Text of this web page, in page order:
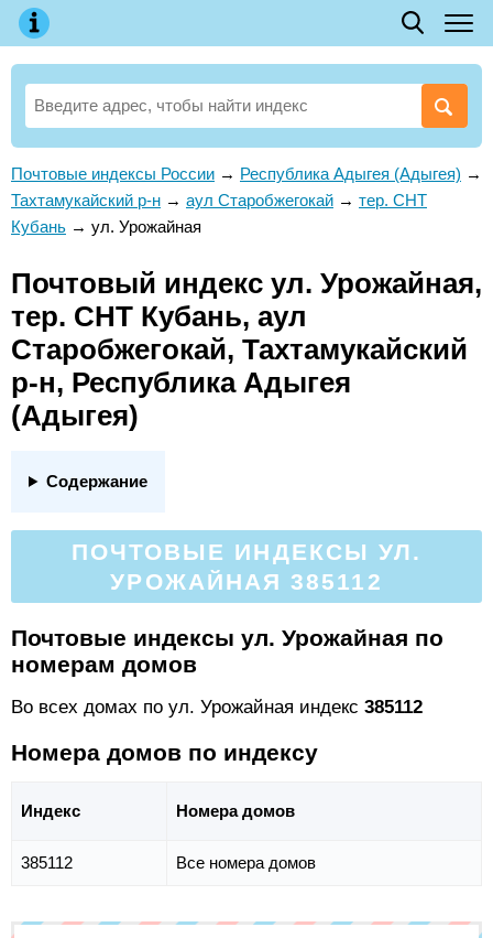
Почтовые индексы России → Республика Адыгея (Адыгея) →
Тахтамукайский р-н → аул Старобжегокай → тер. СНТ
Кубань → ул. Урожайная
Почтовый индекс ул. Урожайная,
тер. СНТ Кубань, аул
Старобжегокай, Тахтамукайский
р-н, Республика Адыгея
(Адыгея)
Содержание
ПОЧТОВЫЕ ИНДЕКСЫ УЛ.
УРОЖАЙНАЯ 385112
Почтовые индексы ул. Урожайная по
номерам домов
Во всех домах по ул. Урожайная индекс 385112
Номера домов по индексу
Индекс Номера домов
385112 Все номера домов